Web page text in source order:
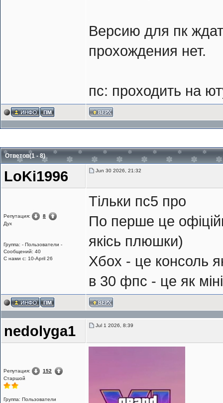
Версию для пк
прохождения нет.
пс: проходить на
Ответов(1 - 8)
LoKi1996 Jun 30 2026, 21:32
Репутация:
8
Дух
Группа: - Пользователи -
Сообщений: 40
С нами с: 10-April 26
Тільки пс5 про
По перше це
якісь плюшки)
Хбох - це консоль
в 30 фпс - це як
nedolyga1 Jul 1 2026, 8:39
Репутация:
152
Cтаршой
Группа: Пользователи